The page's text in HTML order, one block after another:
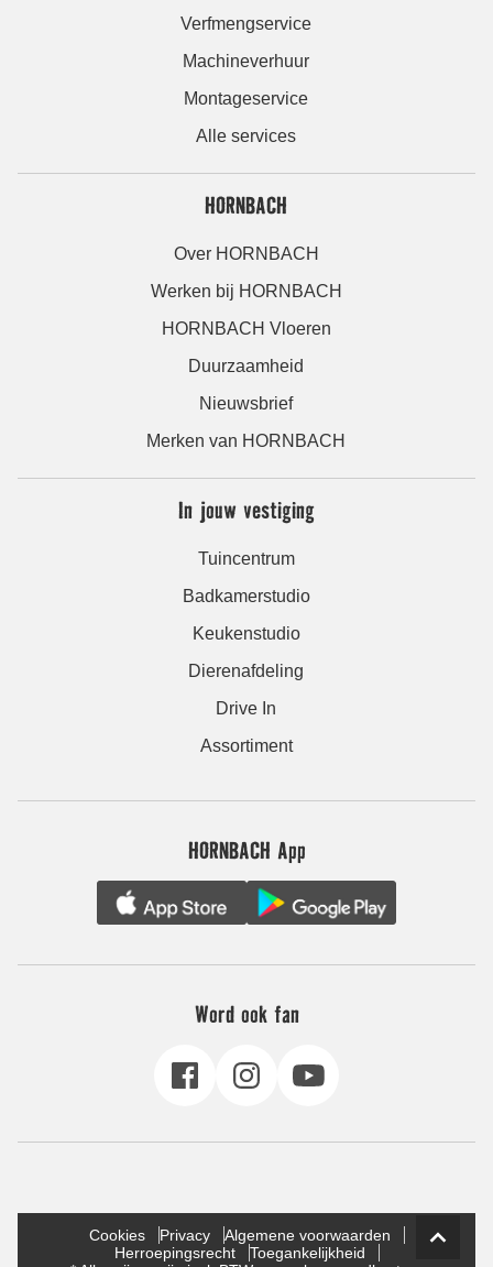
Verfmengservice
Machineverhuur
Montageservice
Alle services
HORNBACH
Over HORNBACH
Werken bij HORNBACH
HORNBACH Vloeren
Duurzaamheid
Nieuwsbrief
Merken van HORNBACH
In jouw vestiging
Tuincentrum
Badkamerstudio
Keukenstudio
Dierenafdeling
Drive In
Assortiment
HORNBACH App
Word ook fan
Cookies Privacy
Algemene voorwaarden
Herroepingsrecht
Toegankelijkheid